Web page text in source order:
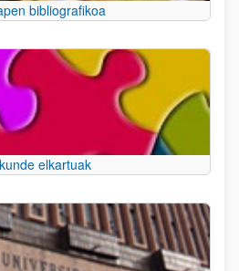
bibliografikoa
elkartuak